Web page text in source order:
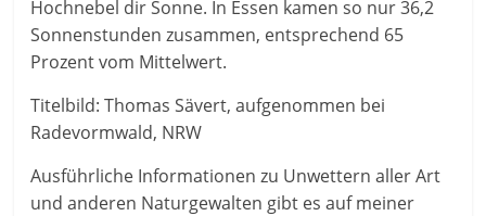
Hochnebel dir Sonne. In Essen kamen so nur 36,2
Sonnenstunden zusammen, entsprechend 65
Prozent vom Mittelwert.
Titelbild: Thomas Sävert, aufgenommen bei
Radevormwald, NRW
Ausführliche Informationen zu Unwettern aller Art
und anderen Naturgewalten gibt es auf meiner